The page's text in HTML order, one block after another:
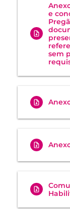
e
sem